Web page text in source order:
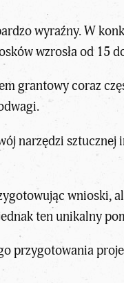
wyraźny. W
wzrosła od 15
grantowy coraz
narzędzi
wnioski,
ten unikalny
przygotowania